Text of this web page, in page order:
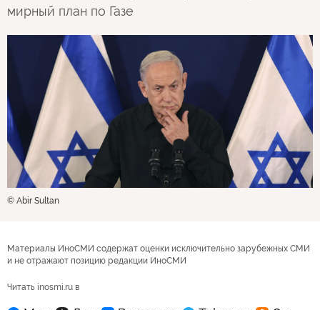
мирный план по Газе
© Abir Sultan
Материалы ИноСМИ содержат оценки исключительно зарубежных СМИ
и не отражают позицию редакции ИноСМИ
Читать inosmi.ru в